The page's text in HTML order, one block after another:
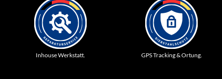
Inhouse Werkstatt. GPS Tracking & Ortung.